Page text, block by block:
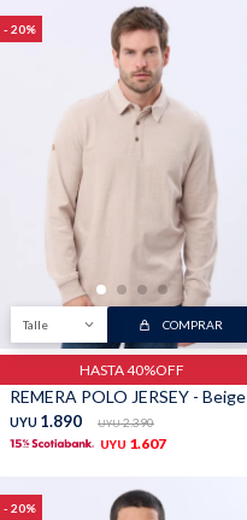
20
Talle COMPRAR
HASTA 40%OFF
REMERA POLO JERSEY - Beige
UYU 1.890 UYU 2.390
UYU 1.607
20